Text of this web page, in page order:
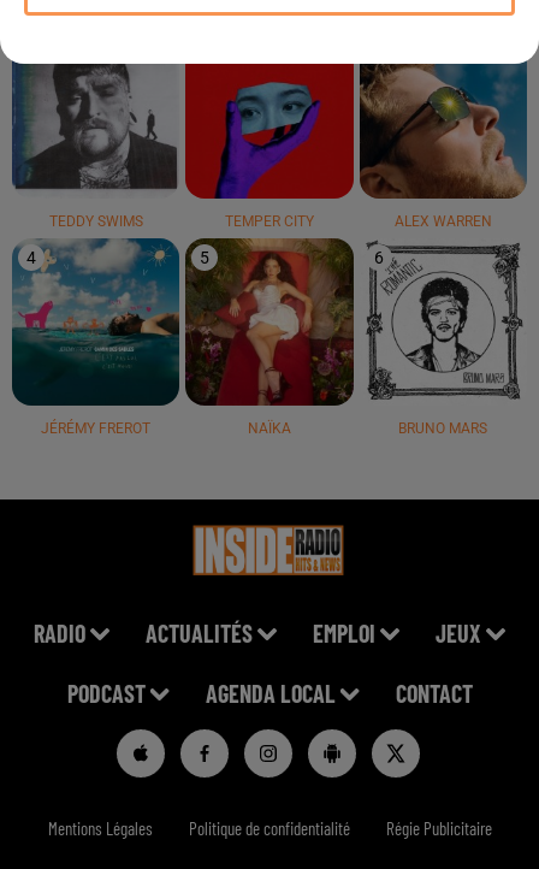
TEDDY SWIMS TEMPER CITY ALEX WARREN
4
JÉRÉMY FREROT
5
NAÏKA
6
BRUNO MARS
RADIO ACTUALITÉS EMPLOI JEUX
PODCAST AGENDA LOCAL CONTACT
Mentions Légales Politique de confidentialité Régie Publicitaire